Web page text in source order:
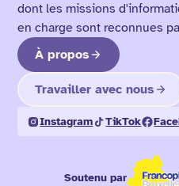
dont les missions
en charge sont reconnues
À propos
Travailler avec nous
Instagram TikTok
Soutenu par